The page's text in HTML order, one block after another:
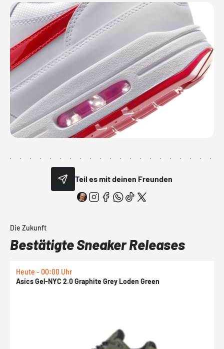
Teil es mit deinen Freunden
Die Zukunft
Bestätigte Sneaker Releases
Heute - 00:00 Uhr
Asics Gel-NYC 2.0 Graphite Grey Loden Green